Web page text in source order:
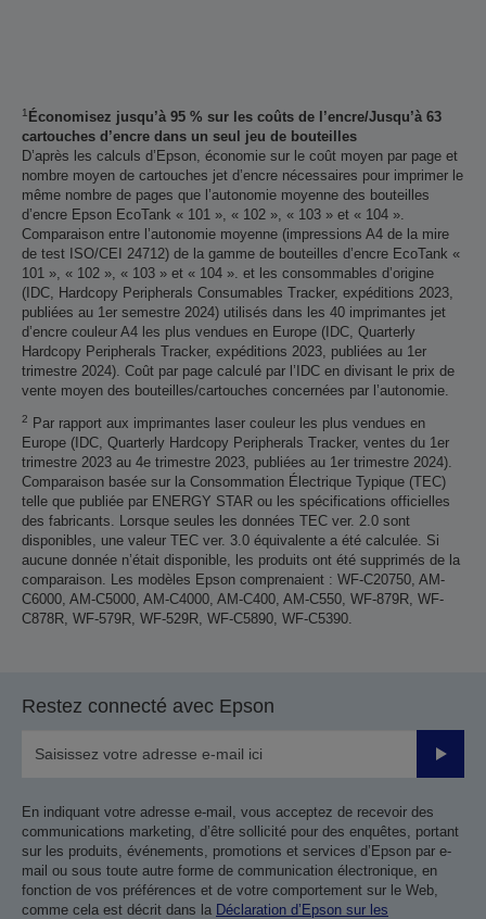
1 Économisez jusqu’à 95 % sur les coûts de l’encre/Jusqu’à 63
cartouches d’encre dans un seul jeu de bouteilles
D’après les calculs d’Epson, économie sur le coût moyen par page et
nombre moyen de cartouches jet d’encre nécessaires pour imprimer le
même nombre de pages que l’autonomie moyenne des bouteilles
d’encre Epson EcoTank « 101 », « 102 », « 103 » et « 104 ».
Comparaison entre l’autonomie moyenne (impressions A4 de la mire
de test ISO/CEI 24712) de la gamme de bouteilles d’encre EcoTank «
101 », « 102 », « 103 » et « 104 ». et les consommables d’origine
(IDC, Hardcopy Peripherals Consumables Tracker, expéditions 2023,
publiées au 1er semestre 2024) utilisés dans les 40 imprimantes jet
d’encre couleur A4 les plus vendues en Europe (IDC, Quarterly
Hardcopy Peripherals Tracker, expéditions 2023, publiées au 1er
trimestre 2024). Coût par page calculé par l’IDC en divisant le prix de
vente moyen des bouteilles/cartouches concernées par l’autonomie.
2
Par rapport aux imprimantes laser couleur les plus vendues en
Europe (IDC, Quarterly Hardcopy Peripherals Tracker, ventes du 1er
trimestre 2023 au 4e trimestre 2023, publiées au 1er trimestre 2024).
Comparaison basée sur la Consommation Électrique Typique (TEC)
telle que publiée par ENERGY STAR ou les spécifications officielles
des fabricants. Lorsque seules les données TEC ver. 2.0 sont
disponibles, une valeur TEC ver. 3.0 équivalente a été calculée. Si
aucune donnée n’était disponible, les produits ont été supprimés de la
comparaison. Les modèles Epson comprenaient : WF-C20750, AM-
C6000, AM-C5000, AM-C4000, AM-C400, AM-C550, WF-879R, WF-
C878R, WF-579R, WF-529R, WF-C5890, WF-C5390.
Restez connecté avec Epson
Valider
En indiquant votre adresse e-mail, vous acceptez de recevoir des
communications marketing, d’être sollicité pour des enquêtes, portant
sur les produits, événements, promotions et services d’Epson par e-
mail ou sous toute autre forme de communication électronique, en
fonction de vos préférences et de votre comportement sur le Web,
comme cela est décrit dans la Déclaration d’Epson sur les